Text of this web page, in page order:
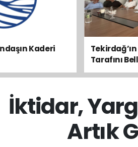
Kaderi
Tarafını
İktidar,
Artık